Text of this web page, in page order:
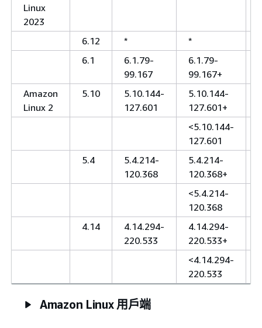
Linux
2023
6.12 * *
6.1
6.1.79-
99.167
6.1.79-
99.167+
Amazon
Linux 2
5.10
5.10.144-
127.601
5.10.144-
127.601+
<5.10.144-
127.601
5.4
5.4.214-
120.368
5.4.214-
120.368+
<5.4.214-
120.368
4.14
4.14.294-
220.533
4.14.294-
220.533+
<4.14.294-
220.533
Amazon Linux 用戶端